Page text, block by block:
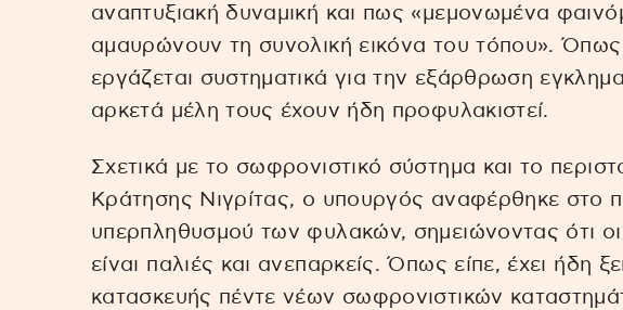
αναπτυξιακή δυναμική και πως «μεμονωμένα
αμαυρώνουν τη συνολική εικόνα του τόπου».
εργάζεται συστηματικά για την εξάρθρωση
αρκετά μέλη τους έχουν ήδη προφυλακιστεί.
Σχετικά με το σωφρονιστικό σύστημα και το
Κράτησης Νιγρίτας, ο υπουργός αναφέρθηκε στο
υπερπληθυσμού των φυλακών, σημειώνοντας ότι
είναι παλιές και ανεπαρκείς. Όπως είπε, έχει ήδη
κατασκευής πέντε νέων σωφρονιστικών